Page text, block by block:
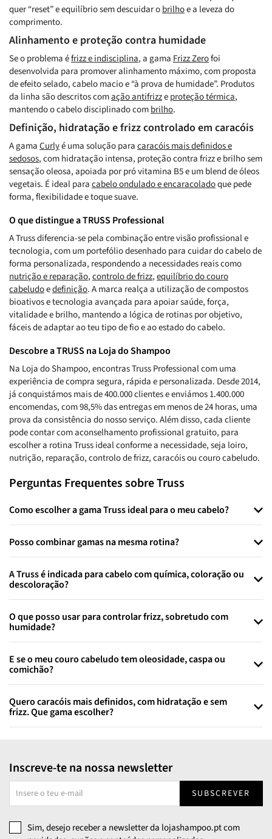
quer “reset” e equilíbrio sem descuidar obrilhoe a leveza do
comprimento.
Alinhamento e proteção contra humidade
Se o problema éfrizz e indisciplina, a gamaFrizz Zerofoi
desenvolvida para promover alinhamento máximo, com proposta
de efeito selado, cabelo macio e “à prova de humidade”. Produtos
da linha são descritos comação antifrizzeproteção térmica,
mantendo o cabelo disciplinado combrilho.
Definição, hidratação e frizz controlado em caracóis
A gamaCurlyé uma solução paracaracóis mais definidos e
sedosos, com hidratação intensa, proteção contra frizz e brilho sem
sensação oleosa, apoiada por pró vitamina B5 e um blend de óleos
vegetais. É ideal paracabelo ondulado e encaracoladoque pede
forma, flexibilidade e toque suave.
O que distingue a TRUSS Professional
A Truss diferencia-se pela combinação entre visão profissional e
tecnologia, com um portefólio desenhado para cuidar do cabelo de
forma personalizada, respondendo a necessidades reais como
nutrição e reparação,controlo de frizz,equilíbrio do couro
cabeludoedefinição. A marca realça a utilização de compostos
bioativos e tecnologia avançada para apoiar saúde, força,
vitalidade e brilho, mantendo a lógica de rotinas por objetivo,
fáceis de adaptar ao teu tipo de fio e ao estado do cabelo.
Descobre a TRUSS na Loja do Shampoo
Na Loja do Shampoo, encontras Truss Professional com uma
experiência de compra segura, rápida e personalizada. Desde 2014,
já conquistámos mais de 400.000 clientes e enviámos 1.400.000
encomendas, com 98,5% das entregas em menos de 24 horas, uma
prova da consistência do nosso serviço. Além disso, cada cliente
pode contar com aconselhamento profissional gratuito, para
escolher a rotina Truss ideal conforme a necessidade, seja loiro,
nutrição, reparação, controlo de frizz, caracóis ou couro cabeludo.
Perguntas Frequentes sobre Truss
Como escolher a gama Truss ideal para o meu cabelo?
Posso combinar gamas na mesma rotina?
A Truss é indicada para cabelo com química, coloração ou
descoloração?
O que posso usar para controlar frizz, sobretudo com
humidade?
E se o meu couro cabeludo tem oleosidade, caspa ou
comichão?
Quero caracóis mais definidos, com hidratação e sem
frizz. Que gama escolher?
Inscreve-te na nossa newsletter
SUBSCREVER
Sim, desejo receber a newsletter da lojashampoo.pt com